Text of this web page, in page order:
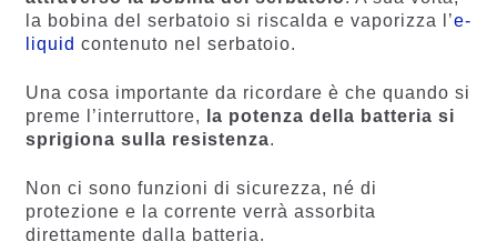
la bobina del serbatoio si riscalda e vaporizza l’e-
liquid contenuto nel serbatoio.
Una cosa importante da ricordare è che quando si
preme l’interruttore,
la potenza della batteria si
sprigiona sulla resistenza.
Non ci sono funzioni di sicurezza, né di
protezione e la corrente verrà assorbita
direttamente dalla batteria.